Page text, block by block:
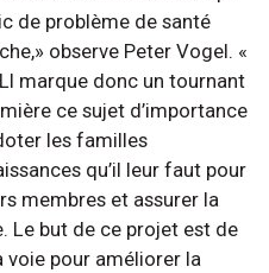
de problème de santé
observe Peter Vogel. «
marque donc un tournant
ce sujet d’importance
les familles
qu’il leur faut pour
membres et assurer la
Le but de ce projet est de
voie pour améliorer la